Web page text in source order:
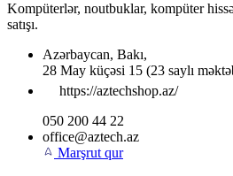
Kompüterlər, noutbuklar, kompüter
satışı.
Azərbaycan, Bakı,
28 May küçəsi 15 (23 saylı
https://aztechshop.az/
050 200 44 22
office@aztech.az
Marşrut qur